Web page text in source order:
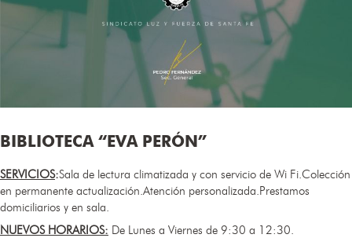
BIBLIOTECA “EVA PERÓN”
SERVICIOS:Sala de lectura climatizada y con servicio de Wi Fi.Colección
en permanente actualización.Atención personalizada.Prestamos
domiciliarios y en sala.
NUEVOS HORARIOS:​ De Lunes a Viernes de 9:30 a 12:30.